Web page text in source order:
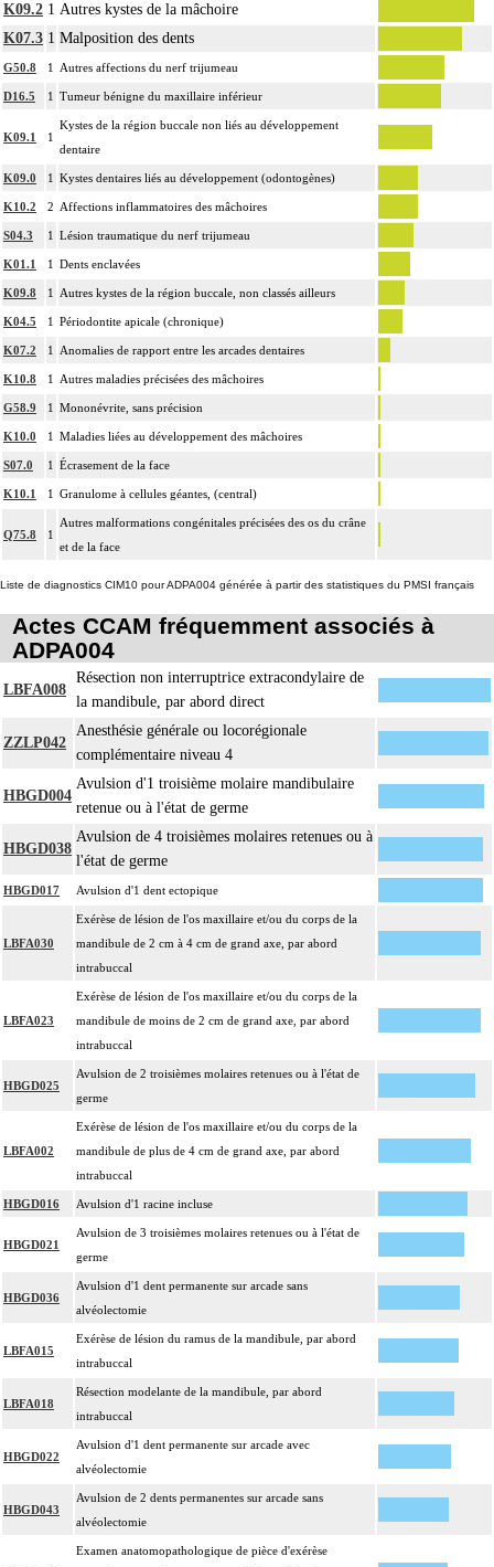
K09.2 1 Autres kystes de la mâchoire
K07.3 1 Malposition des dents
G50.8 1 Autres affections du nerf trijumeau
D16.5 1 Tumeur bénigne du maxillaire inférieur
K09.1 1
Kystes de la région buccale non liés au développement
dentaire
K09.0 1 Kystes dentaires liés au développement (odontogènes)
K10.2 2 Affections inflammatoires des mâchoires
S04.3 1 Lésion traumatique du nerf trijumeau
K01.1 1 Dents enclavées
K09.8 1 Autres kystes de la région buccale, non classés ailleurs
K04.5 1 Périodontite apicale (chronique)
K07.2 1 Anomalies de rapport entre les arcades dentaires
K10.8 1 Autres maladies précisées des mâchoires
G58.9 1 Mononévrite, sans précision
K10.0 1 Maladies liées au développement des mâchoires
S07.0 1 Écrasement de la face
K10.1 1 Granulome à cellules géantes, (central)
Q75.8 1
Autres malformations congénitales précisées des os du crâne
et de la face
Liste de diagnostics CIM10 pour ADPA004 générée à partir des statistiques du PMSI français
Actes CCAM fréquemment associés à
ADPA004
LBFA008
Résection non interruptrice extracondylaire de
la mandibule, par abord direct
ZZLP042
Anesthésie générale ou locorégionale
complémentaire niveau 4
HBGD004
Avulsion d'1 troisième molaire mandibulaire
retenue ou à l'état de germe
HBGD038
Avulsion de 4 troisièmes molaires retenues ou à
l'état de germe
HBGD017 Avulsion d'1 dent ectopique
LBFA030
Exérèse de lésion de l'os maxillaire et/ou du corps de la
mandibule de 2 cm à 4 cm de grand axe, par abord
intrabuccal
LBFA023
Exérèse de lésion de l'os maxillaire et/ou du corps de la
mandibule de moins de 2 cm de grand axe, par abord
intrabuccal
HBGD025
Avulsion de 2 troisièmes molaires retenues ou à l'état de
germe
LBFA002
Exérèse de lésion de l'os maxillaire et/ou du corps de la
mandibule de plus de 4 cm de grand axe, par abord
intrabuccal
HBGD016 Avulsion d'1 racine incluse
HBGD021
Avulsion de 3 troisièmes molaires retenues ou à l'état de
germe
HBGD036
Avulsion d'1 dent permanente sur arcade sans
alvéolectomie
LBFA015
Exérèse de lésion du ramus de la mandibule, par abord
intrabuccal
LBFA018
Résection modelante de la mandibule, par abord
intrabuccal
HBGD022
Avulsion d'1 dent permanente sur arcade avec
alvéolectomie
HBGD043
Avulsion de 2 dents permanentes sur arcade sans
alvéolectomie
Examen anatomopathologique de pièce d'exérèse